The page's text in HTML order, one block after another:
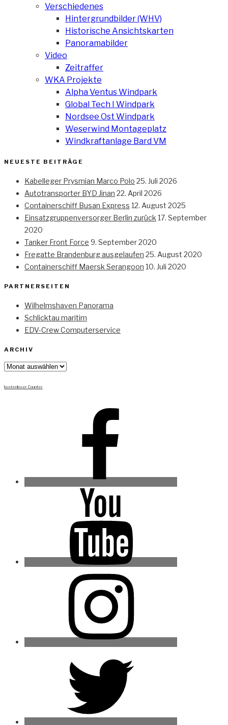
Verschiedenes
Hintergrundbilder (WHV)
Historische Ansichtskarten
Panoramabilder
Video
Zeitraffer
WKA Projekte
Alpha Ventus Windpark
Global Tech I Windpark
Nordsee Ost Windpark
Weserwind Montageplatz
Windkraftanlage Bard VM
NEUESTE BEITRÄGE
Kabelleger Prysmian Marco Polo 25. Juli 2026
Autotransporter BYD Jinan 22. April 2026
Containerschiff Busan Express 12. August 2025
Einsatzgruppenversorger Berlin zurück 17. September
2020
Tanker Front Force 9. September 2020
Fregatte Brandenburg ausgelaufen 25. August 2020
Containerschiff Maersk Serangoon 10. Juli 2020
PARTNERSEITEN
Wilhelmshaven Panorama
Schlicktau maritim
EDV-Crew Computerservice
ARCHIV
Archiv
kostenloser Counter